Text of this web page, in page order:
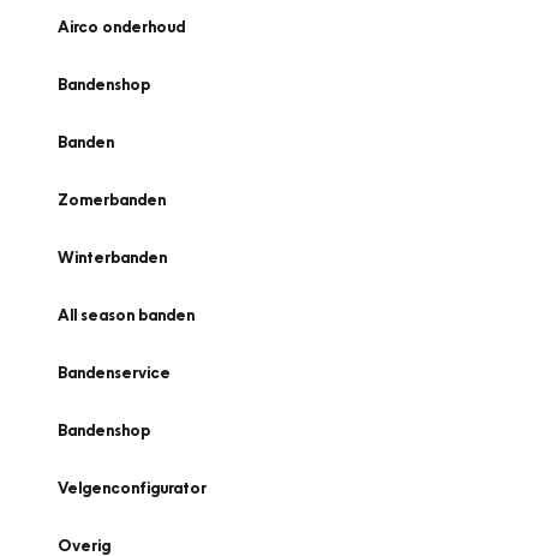
Airco onderhoud
Bandenshop
Banden
Zomerbanden
Winterbanden
All season banden
Bandenservice
Bandenshop
Velgenconfigurator
Overig